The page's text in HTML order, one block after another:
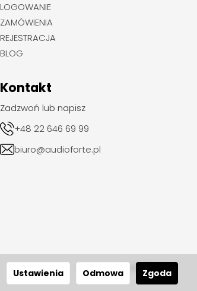
LOGOWANIE
ZAMÓWIENIA
REJESTRACJA
BLOG
Kontakt
Zadzwoń lub napisz
+48 22 646 69 99
biuro@audioforte.pl
realizacja 2024
Ustawienia Odmowa Zgoda